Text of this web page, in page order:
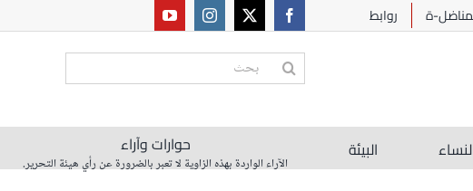
ة روابط
البحث
البيئة حوارات وآراء
الآراء الواردة بهذه الزاوية لا تعبر بالضرورة عن رأي هيئة التحرير.